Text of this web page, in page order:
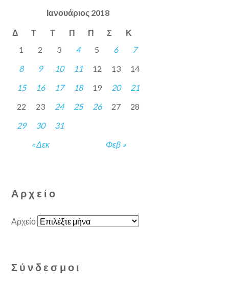
Ιανουάριος 2018
Δ Τ Τ Π Π Σ Κ
« Δεκ Φεβ »
1 2 3 4 5 6
7
8
9 10 11 12 13
14
15
16 17 18 19 20
21
22
23 24 25 26 27
28
29
30 31
Αρχείο
Αρχείο
Σύνδεσμοι